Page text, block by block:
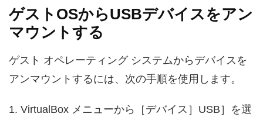
ゲストOSからUSBデバイスをアン
マウントする
ゲスト オペレーティング システムからデバイスを
アンマウントするには、次の手順を使用します。
1. VirtualBox メニューから［デバイス］USB］を選